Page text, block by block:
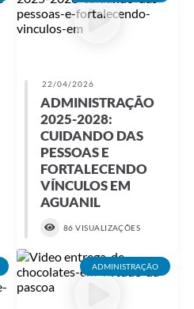
22/04/2026
ADMINISTRAÇÃO
2025-2028:
CUIDANDO DAS
PESSOAS E
FORTALECENDO
VÍNCULOS EM
AGUANIL
86 VISUALIZAÇÕES
ADMINISTRAÇÃO